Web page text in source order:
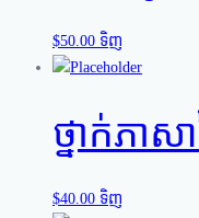
$50.00 ទិញ
ថ្នាក់ភាស
$40.00 ទិញ